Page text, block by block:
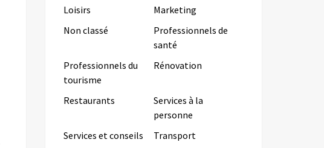
Loisirs
Marketing
Non classé
Professionnels de
santé
Professionnels du
tourisme
Rénovation
Restaurants
Services à la
personne
Services et conseils
Transport